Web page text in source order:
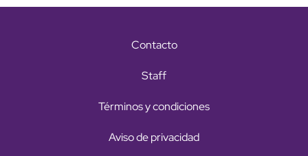
Contacto
Staff
Términos y condiciones
Aviso de privacidad